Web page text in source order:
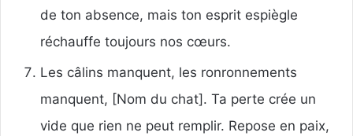
de ton absence, mais ton esprit espiègle
réchauffe toujours nos cœurs.
Les câlins manquent, les ronronnements
manquent, [Nom du chat]. Ta perte crée un
vide que rien ne peut remplir. Repose en paix,